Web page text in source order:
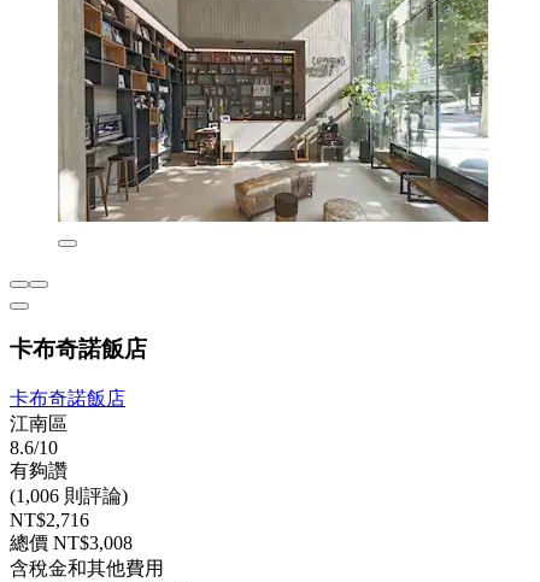
卡布奇諾飯店
卡布奇諾飯店
江南區
8.6/10
有夠讚
(1,006 則評論)
NT$2,716
總價 NT$3,008
含稅金和其他費用